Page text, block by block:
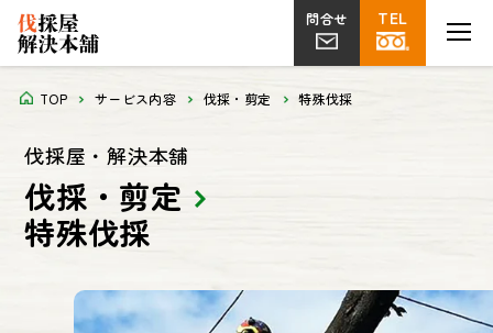
問合せ TEL
TOP サービス内容 伐採・剪定 特殊伐採
伐採屋・解決本舗
伐採・剪定
特殊伐採
伐採
剪定
植栽・外構
解体工事
屋上
菜園